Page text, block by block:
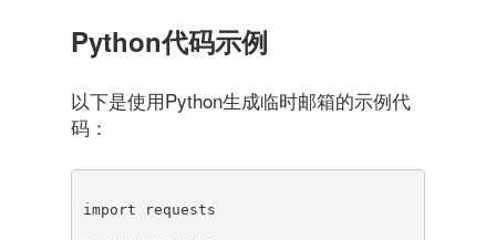
Python代码示例
以下是使用Python生成临时邮箱的示例代
码：
import requests